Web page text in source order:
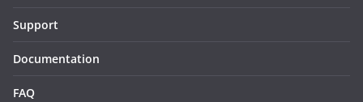
Support
Documentation
FAQ